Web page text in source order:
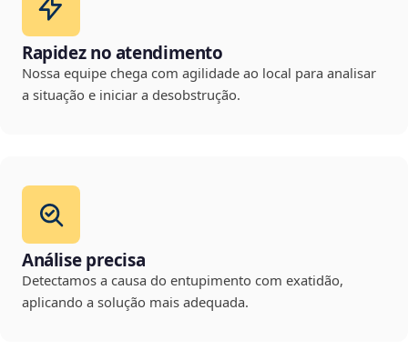
Rapidez no atendimento
Nossa equipe chega com agilidade ao local para analisar
a situação e iniciar a desobstrução.
Análise precisa
Detectamos a causa do entupimento com exatidão,
aplicando a solução mais adequada.